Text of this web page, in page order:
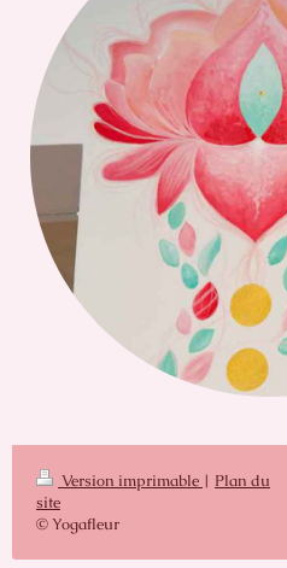
Version imprimable | Plan du
site
© Yogafleur